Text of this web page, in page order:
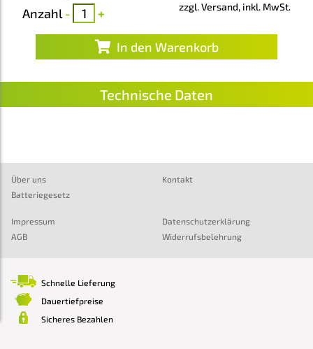
Anzahl - + zzgl. Versand, inkl. MwSt.
In den Warenkorb
Technische Daten
Über uns
Batteriegesetz
Kontakt
Impressum
AGB
Datenschutzerklärung
Widerrufsbelehrung
Schnelle Lieferung
Dauertiefpreise
Sicheres Bezahlen